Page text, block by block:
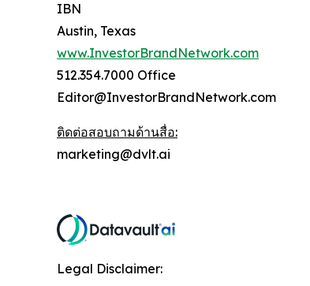
IBN
Austin, Texas
www.InvestorBrandNetwork.com
512.354.7000 Office
Editor@InvestorBrandNetwork.com
ติดต่อสอบถามด้านสื่อ:
marketing@dvlt.ai
Legal Disclaimer: